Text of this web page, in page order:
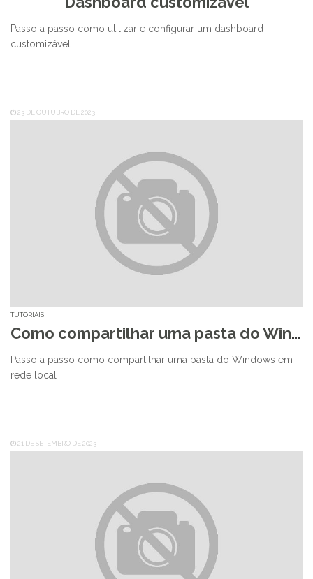
Passo a passo como utilizar e configurar um dashboard
customizável
23 DE OUTUBRO DE 2023
TUTORIAIS
Como compartilhar uma pasta do Windows
Passo a passo como compartilhar uma pasta do Windows em
rede local
21 DE SETEMBRO DE 2023